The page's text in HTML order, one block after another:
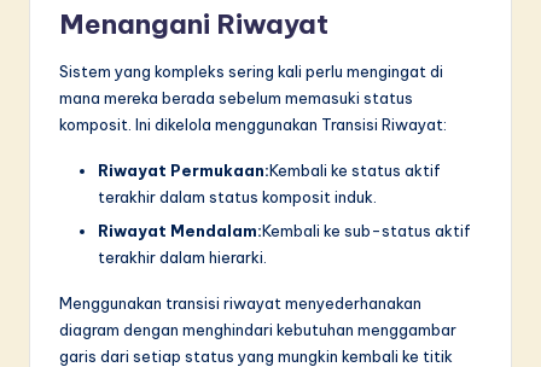
Menangani Riwayat
Sistem yang kompleks sering kali perlu mengingat di
mana mereka berada sebelum memasuki status
komposit. Ini dikelola menggunakan Transisi Riwayat:
Riwayat Permukaan:Kembali ke status aktif
terakhir dalam status komposit induk.
Riwayat Mendalam:Kembali ke sub-status aktif
terakhir dalam hierarki.
Menggunakan transisi riwayat menyederhanakan
diagram dengan menghindari kebutuhan menggambar
garis dari setiap status yang mungkin kembali ke titik